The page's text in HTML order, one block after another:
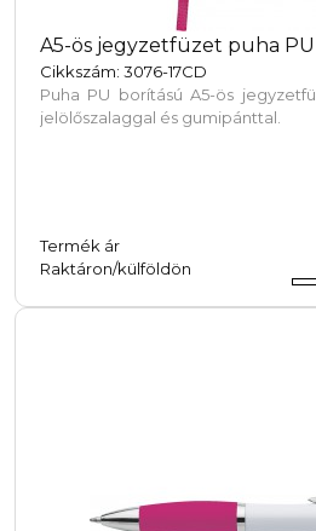
A5-ös jegyzetfüzet puha
Cikkszám: 3076-17CD
Puha PU borítású A5-ös
jelölőszalaggal és gumipánttal.
Termék ár
Raktáron/külföldön